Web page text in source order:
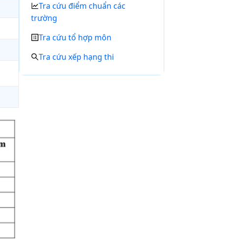
Tra cứu điểm chuẩn các
trường
Tra cứu tổ hợp môn
Tra cứu xếp hạng thi